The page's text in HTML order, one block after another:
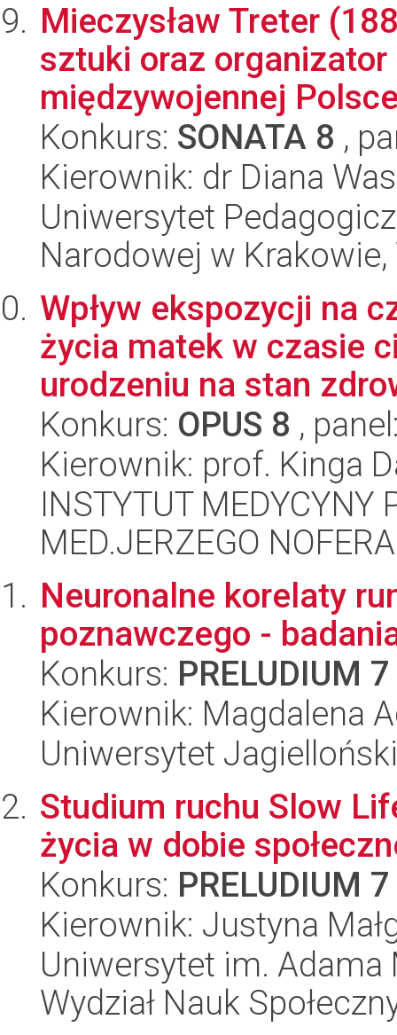
Mieczysław Treter
sztuki oraz
międzywojennej
Konkurs: SONATA 8 ,
Kierownik: dr Diana
Uniwersytet
Narodowej w Krakowie,
Wpływ ekspozycji na
życia matek w czasie
urodzeniu na stan
Konkurs: OPUS 8 ,
Kierownik: prof. Kinga
INSTYTUT MEDYCYNY
MED.JERZEGO
Neuronalne korelaty
poznawczego -
Konkurs: PRELUDIUM 7
Kierownik: Magdalena
Uniwersytet
Studium ruchu Slow
życia w dobie
Konkurs: PRELUDIUM 7
Kierownik: Justyna
Uniwersytet im.
Wydział Nauk